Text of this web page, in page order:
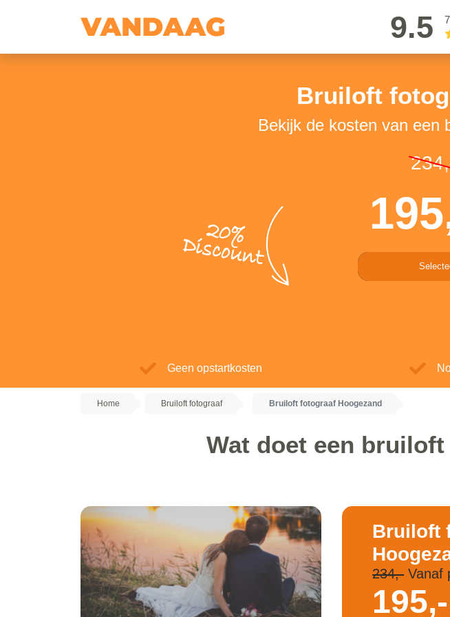
9.5
Bruiloft
Bekijk de kosten van een
20%
Discount
Geen opstartkosten
Home Bruiloft fotograaf Bruiloft fotograaf Hoogezand
Wat doet een
Bruiloft
234,-Vanaf
195,-